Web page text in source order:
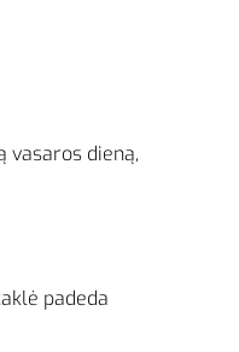
dieną,
padeda